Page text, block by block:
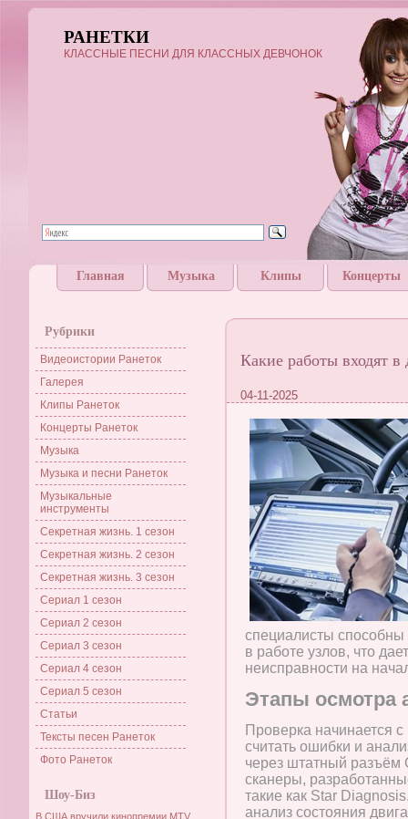
РАНЕТКИ
КЛАССНЫЕ ПЕСНИ ДЛЯ КЛАССНЫХ ДЕВЧОНОК
Главная Музыка Клипы Концерты
Рубрики
Видеоистории Ранеток
Галерея
Клипы Ранеток
Концерты Ранеток
Музыка
Музыка и песни Ранеток
Музыкальные
инструменты
Секретная жизнь. 1 сезон
Секретная жизнь. 2 сезон
Секретная жизнь. 3 сезон
Сериал 1 сезон
Сериал 2 сезон
Сериал 3 сезон
Сериал 4 сезон
Сериал 5 сезон
Статьи
Тексты песен Ранеток
Фото Ранеток
Шоу-Биз
В США вручили кинопремии MTV
Какие работы входят в
04-11-2025
специалисты
в работе узлов, что
неисправности на
Этапы осмотра
Проверка начинается
считать ошибки и
через штатный разъём
сканеры,
такие как Star
анализ состояния